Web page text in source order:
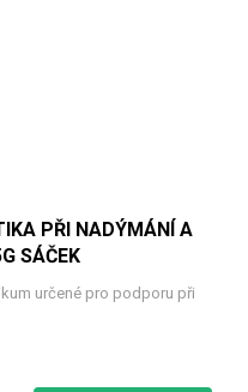
PŘI NADÝMÁNÍ A
SÁČEK
určené pro podporu při